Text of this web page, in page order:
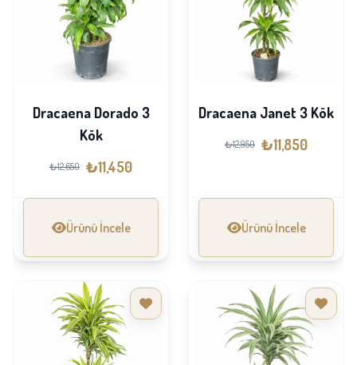
Dracaena Dorado 3
Kök
₺12,650 ₺11,450
Ürünü İncele
Dracaena Janet 3 Kök
₺12,950 ₺11,850
Ürünü İncele